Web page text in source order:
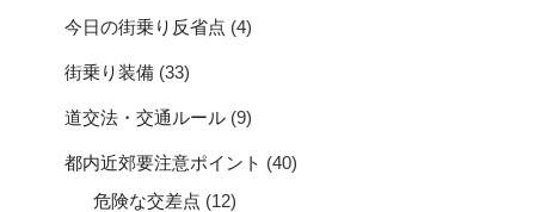
今日の街乗り反省点 (4)
街乗り装備 (33)
道交法・交通ルール (9)
都内近郊要注意ポイント (40)
危険な交差点 (12)